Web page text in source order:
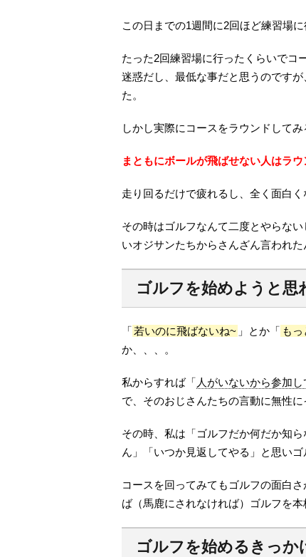
この日までの1週間に2回ほど練習場に
たった2回練習場に行ったくらいでコ
迷惑だし、最低な事だと思うのです
た。
しかし実際にコースをラウンドしてみ
まともにボールが飛ばせない人はラ
走り回るだけで疲れるし、全く面白
その時はゴルフなんて二度とやらな
いオジサンたちからさんざん言われた
ゴルフを始めようと
「若いのに飛ばないね~ 」とか「 も
か、、、。
私からすれば「人がいないから参加
で、そのおじさんたちの言動に無性に
その時、私は「ゴルフだか何だか知
ん」「いつか見返してやる」と思いゴ
コースを回ってみてもゴルフの面白
ば（馬鹿にされなければ）ゴルフを
ゴルフを始めるきっか